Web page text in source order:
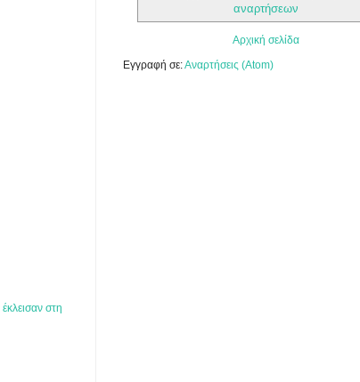
αναρτήσεων
Αρχική σελίδα
Εγγραφή σε:Αναρτήσεις (Atom)
στη